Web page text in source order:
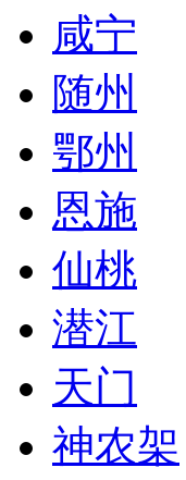
咸宁
随州
鄂州
恩施
仙桃
潜江
天门
神农架